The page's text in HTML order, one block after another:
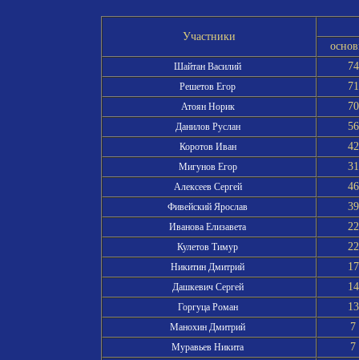
Участники
Шайтан Василий 74
Решетов Егор 71
Атоян Норик 70
Данилов Руслан 56
Коротов Иван 42
Мигунов Егор 31
Алексеев Сергей 46
Фивейский Ярослав 39
Иванова Елизавета 22
Кулетов Тимур 22
Никитин Дмитрий 17
Дашкевич Сергей 14
Горгуца Роман 13
Манохин Дмитрий 7
Муравьев Никита 7